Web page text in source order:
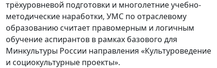
трёхуровневой подготовки и многолетние учебно-
методические наработки, УМС по отраслевому
образованию считает правомерным и логичным
обучение аспирантов в рамках базового для
Минкультуры России направления «Культуроведение
и социокультурные проекты».